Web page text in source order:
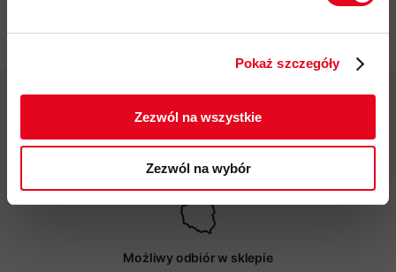
Pokaż szczegóły
Zezwól na wszystkie
Zezwól na wybór
Darmowa dostawa od 200 zł
Możliwy odbiór w sklepie
zgodnie z Polityką prywatności.